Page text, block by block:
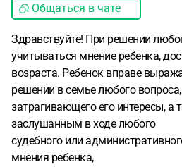
Общаться в чате
Здравствуйте! При решении
учитываться мнение ребенка,
возраста. Ребенок вправе
решении в семье любого вопроса,
затрагивающего его интересы, а
заслушанным в ходе любого
судебного или
мнения ребенка,